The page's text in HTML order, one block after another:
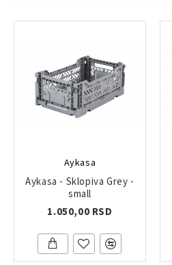
Aykasa
Aykasa - Sklopiva Grey -
small
1.050,00 RSD